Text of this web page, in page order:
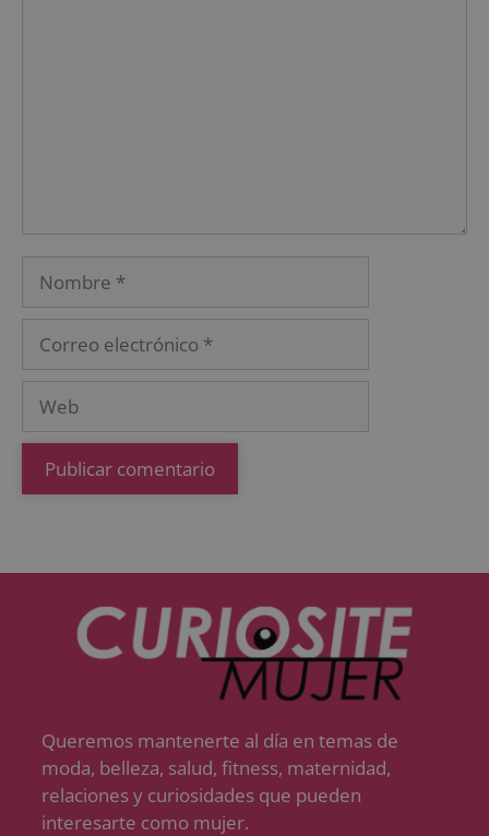
Queremos mantenerte al día en temas de
moda, belleza, salud, fitness, maternidad,
relaciones y curiosidades que pueden
interesarte como mujer.